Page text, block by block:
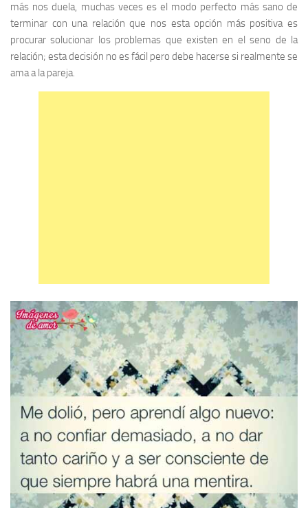
más nos duela, muchas veces es el modo perfecto más sano de
terminar con una relación que nos esta opción más positiva es
procurar solucionar los problemas que existen en el seno de la
relación; esta decisión no es fácil pero debe hacerse si realmente se
ama a la pareja.